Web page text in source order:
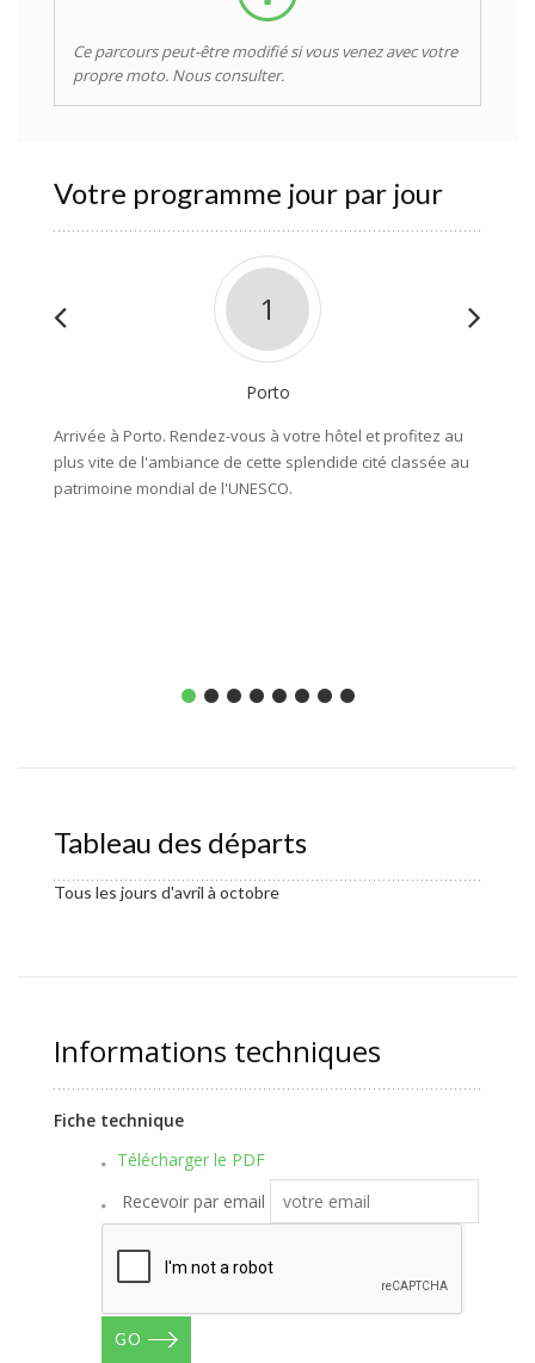
Ce parcours peut-être modifié si vous venez avec votre
propre moto. Nous consulter.
Votre programme jour par jour
1
Porto
Arrivée à Porto. Rendez-vous à votre hôtel et profitez au
plus vite de l'ambiance de cette splendide cité classée au
patrimoine mondial de l'UNESCO.
Tableau des départs
Tous les jours d'avril à octobre
Informations techniques
Fiche technique
Télécharger le PDF
Recevoir par email
GO